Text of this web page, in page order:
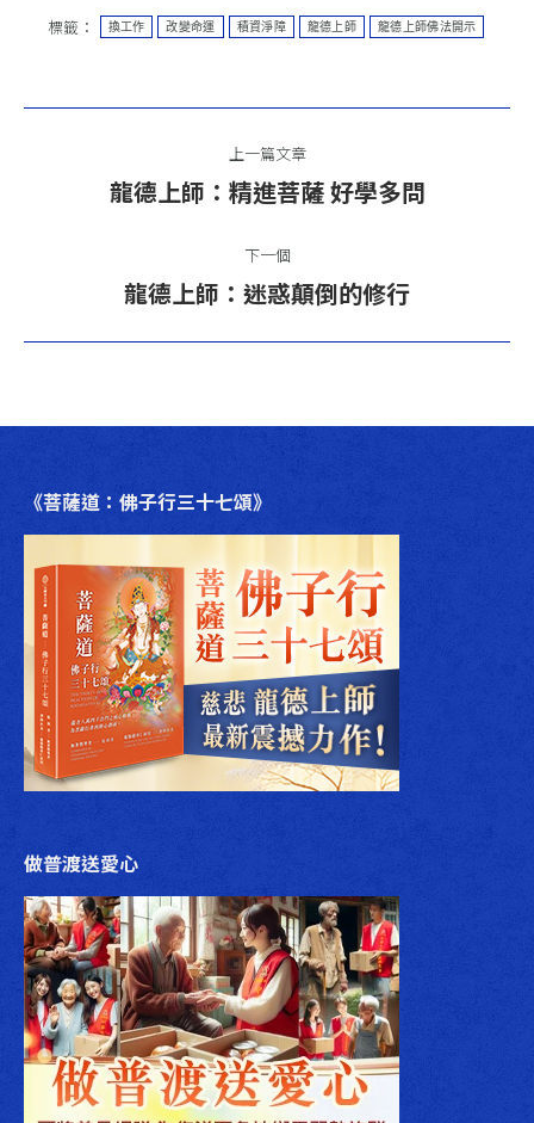
標籤：
換工作 改變命運 積資淨障 龍德上師 龍德上師佛法開示
上一篇文章
上
篇
文
龍德上師：精進菩薩 好學多問
下一個
下
章：
龍德上師：迷惑顛倒的修行
《菩薩道：佛子行三十七頌》
做普渡送愛心